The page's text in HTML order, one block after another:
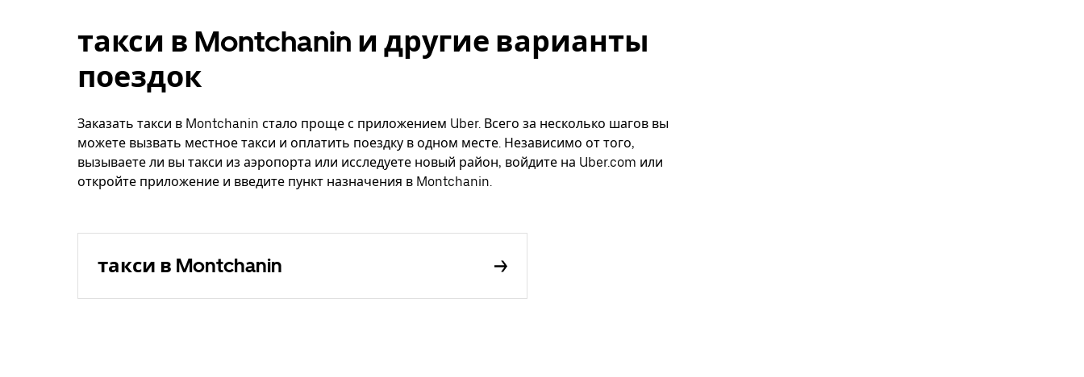
такси в Montchanin и другие варианты
поездок
Заказать такси в Montchanin стало проще с приложением Uber. Всего за несколько шагов вы
можете вызвать местное такси и оплатить поездку в одном месте. Независимо от того,
вызываете ли вы такси из аэропорта или исследуете новый район, войдите на Uber.com или
откройте приложение и введите пункт назначения в Montchanin.
такси в Montchanin